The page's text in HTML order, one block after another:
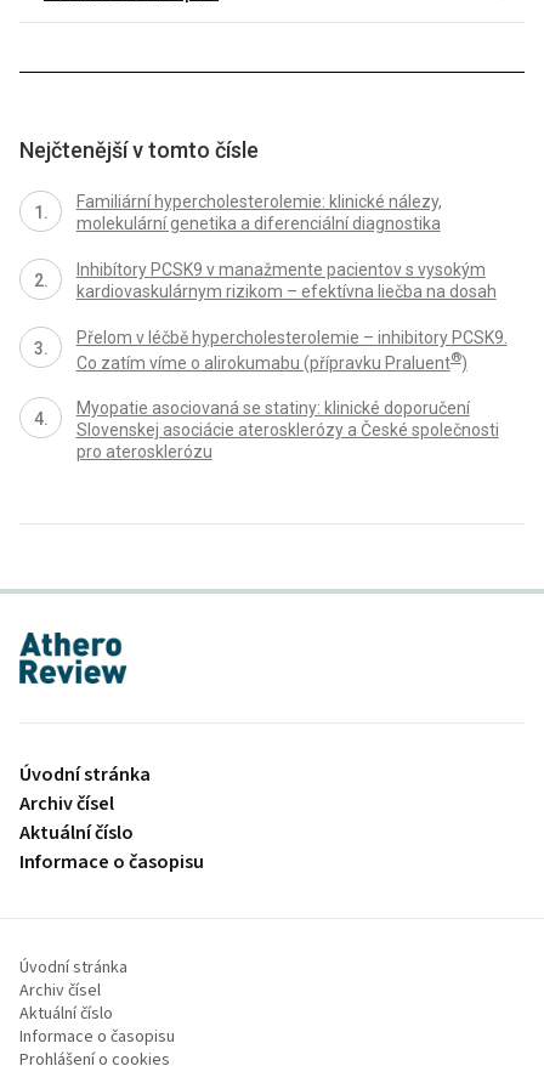
Nejčtenější v tomto čísle
Familiární hypercholesterolemie: klinické nálezy,
molekulární genetika a diferenciální diagnostika
Inhibítory PCSK9 v manažmente pacientov s vysokým
kardiovaskulárnym rizikom – efektívna liečba na dosah
Přelom v léčbě hypercholesterolemie – inhibitory PCSK9.
Co zatím víme o alirokumabu (přípravku Praluent®)
Myopatie asociovaná se statiny: klinické doporučení
Slovenskej asociácie aterosklerózy a České společnosti
pro aterosklerózu
proLékaře.cz
Úvodní stránka
Archiv čísel
Aktuální číslo
Informace o časopisu
Úvodní stránka
Archiv čísel
Aktuální číslo
Informace o časopisu
Prohlášení o cookies